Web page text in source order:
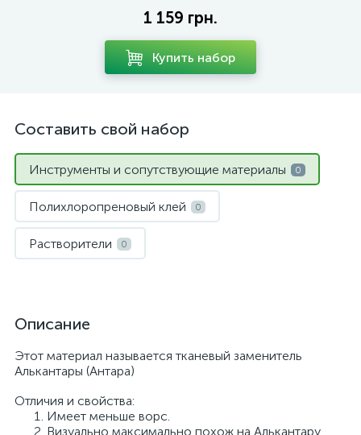
1 159 грн.
Купить набор
Составить свой набор
Инструменты и сопутствующие материалы 0
Полихлоропреновый клей 0
Растворители 0
Описание
Этот материал называется тканевый заменитель
Алькантары (Антара)
Отличия и свойства:
Имеет меньше ворс.
Визуально максимально похож на Алькантару.